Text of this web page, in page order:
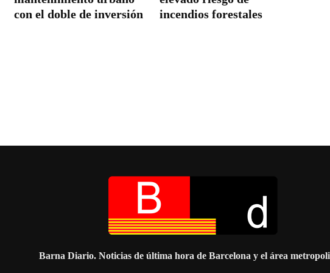
con el doble de inversión
incendios forestales
Barna Diario. Noticias de última hora de Barcelona y el área